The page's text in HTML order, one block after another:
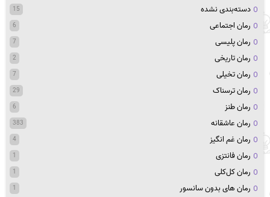
دسته‌بندی نشده
15
رمان اجتماعی 6
رمان پلیسی 7
رمان تاریخی 2
رمان تخیلی 7
رمان ترسناک 29
رمان طنز 6
رمان عاشقانه 383
رمان غم انگیز 4
رمان فانتزی 1
رمان کل‌کلی 1
رمان های بدون سانسور 1